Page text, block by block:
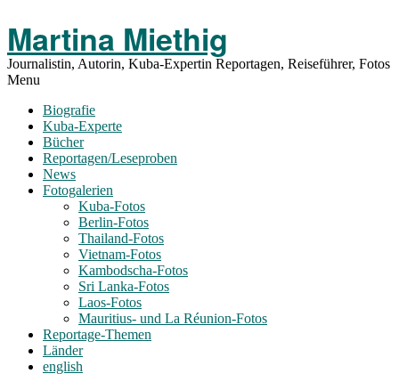
Menu
Martina Miethig
Journalistin, Autorin, Kuba-Expertin Reportagen, Reiseführer, Fotos
Menu
Biografie
Kuba-Experte
Bücher
Reportagen/Leseproben
News
Fotogalerien
Kuba-Fotos
Berlin-Fotos
Thailand-Fotos
Vietnam-Fotos
Kambodscha-Fotos
Sri Lanka-Fotos
Laos-Fotos
Mauritius- und La Réunion-Fotos
Reportage-Themen
Länder
english